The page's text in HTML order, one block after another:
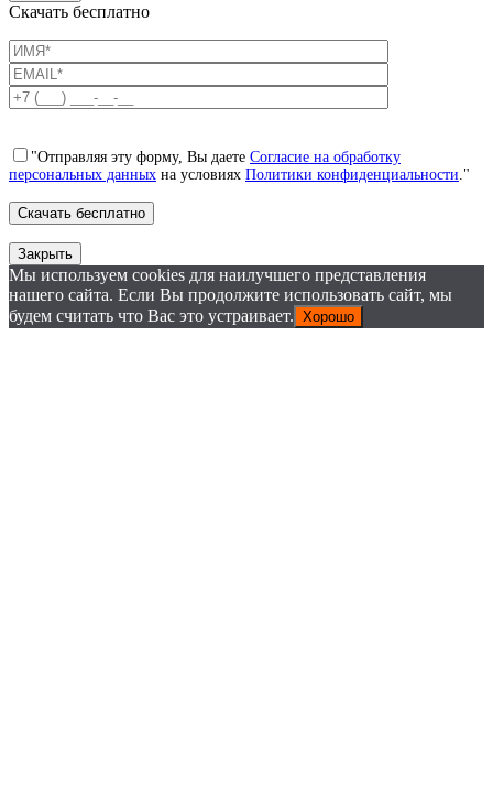
Скачать бесплатно
"Отправляя эту форму, Вы даете Согласие на обработку
персональных данных на условиях Политики конфиденциальности ."
Закрыть
Мы используем cookies для наилучшего представления
нашего сайта. Если Вы продолжите использовать сайт, мы
будем считать что Вас это устраивает. Хорошо